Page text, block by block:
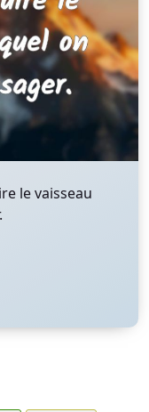
le vaisseau